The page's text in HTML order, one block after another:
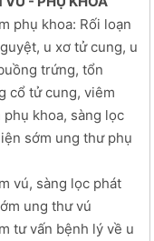
phụ khoa: Rối loạn
u xơ tử cung, u
trứng, tổn
cổ tử cung, viêm
phụ khoa, sàng lọc
sớm ung thư phụ
vú, sàng lọc phát
ung thư vú
tư vấn bệnh lý về u